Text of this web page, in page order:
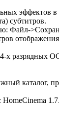
эффектов в
субтитров.
Файл-
х разрядных
каталог,
HomeCinema